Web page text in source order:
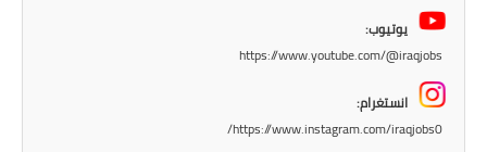
يوتيوب:
https://www.youtube.com/@iraqjobs
انستغرام:
https://www.instagram.com/iraqjobs0/